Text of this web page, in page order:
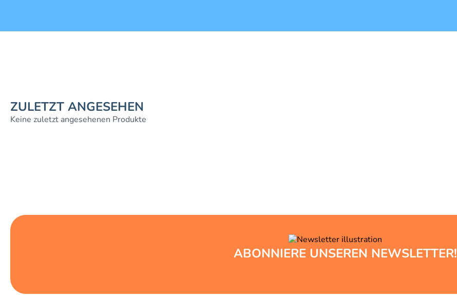
ZULETZT ANGESEHEN
Keine zuletzt angesehenen Produkte
ABONNIERE UNSEREN NEWSLETTER!